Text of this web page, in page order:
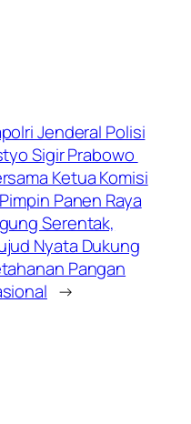
Jenderal Polisi
Sigir Prabowo
Ketua Komisi
Panen Raya
Serentak,
Nyata Dukung
Pangan
→